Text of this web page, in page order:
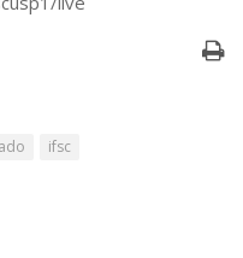
ifsc